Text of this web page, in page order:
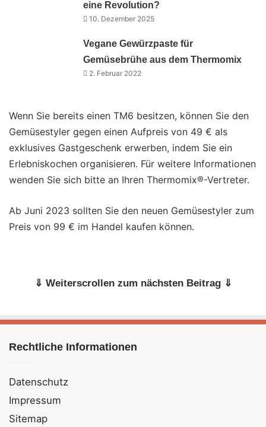
eine Revolution?
10. Dezember 2025
Vegane Gewürzpaste für
Gemüsebrühe aus dem Thermomix
2. Februar 2022
Wenn Sie bereits einen TM6 besitzen, können Sie den
Gemüsestyler gegen einen Aufpreis von 49 € als
exklusives Gastgeschenk erwerben, indem Sie ein
Erlebniskochen organisieren. Für weitere Informationen
wenden Sie sich bitte an Ihren Thermomix®-Vertreter.
Ab Juni 2023 sollten Sie den neuen Gemüsestyler zum
Preis von 99 € im Handel kaufen können.
⇓ Weiterscrollen zum nächsten Beitrag ⇓
Rechtliche Informationen
Datenschutz
Impressum
Sitemap